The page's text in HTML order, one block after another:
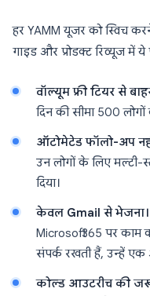
हर YAMM यूजर को स्विच
गाइड और प्रोडक्ट रिव्यूज में
वॉल्यूम फ्री टियर से
दिन की सीमा 500 लोगों
ऑटोमेटेड फॉलो-अप
उन लोगों के लिए मल्टी-
दिया।
केवल Gmail से भेजना।
Microsoft 365 पर काम
संपर्क रखती हैं, उन्हें एक
कोल्ड आउटरीच की